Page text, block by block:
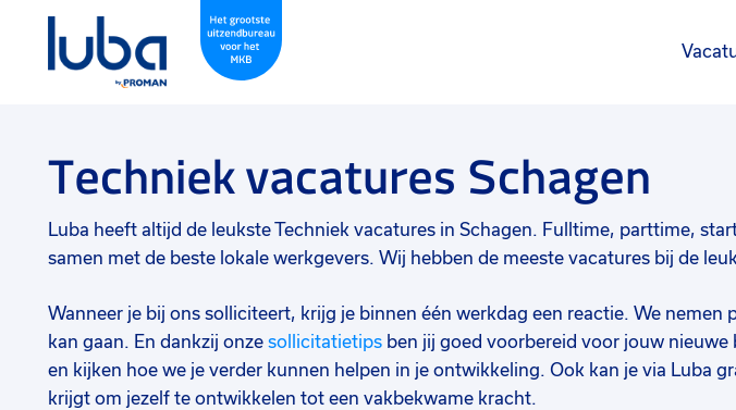
Techniek vacatures Schagen
Luba heeft altijd de leukste Techniek vacatures in Schagen. Fulltime, parttime,
samen met de beste lokale werkgevers. Wij hebben de meeste vacatures bij de
Wanneer je bij ons solliciteert, krijg je binnen één werkdag een reactie. We
kan gaan. En dankzij onze sollicitatietips ben jij goed voorbereid voor jouw
en kijken hoe we je verder kunnen helpen in je ontwikkeling. Ook kan je via Luba
krijgt om jezelf te ontwikkelen tot een vakbekwame kracht.